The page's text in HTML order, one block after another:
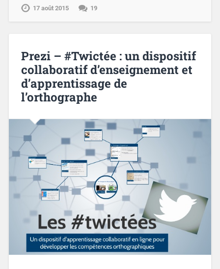
17 août 2015 19
Prezi – #Twictée : un dispositif
collaboratif d’enseignement et
d’apprentissage de
l’orthographe